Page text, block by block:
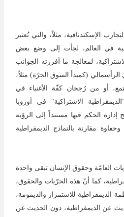
الإسكندنافية، مثلاً، والتي تُعتبر
في العالم، لجأت إلى وضع بعض
لمعالجة ما أفرزته الجوانب
الرأسمالي (كمبدأ السوق الحرّة) مثلاً،
أو من رُجحان كفّة الأغنياء في
الاشتراكية" في أوروبا
إدارة الحكم فيها مستنداً إلى الرؤية
مقارنة بالنماذج الديمقراطية
العامّة وحقوق الإنسان تبقى واحدة
كما أنّ هذه الحرّيات والحقوق،
الديمقراطية للاستمرار والديمومة،
عن الديمقراطية، دون الحديث عن